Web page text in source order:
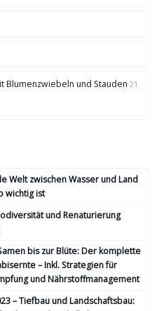
Blumenzwiebeln und Stauden 21.
Welt zwischen Wasser und Land
wichtig ist
und Renaturierung
bis zur Blüte: Der komplette
– Inkl. Strategien für
und Nährstoffmanagement
– Tiefbau und Landschaftsbau: